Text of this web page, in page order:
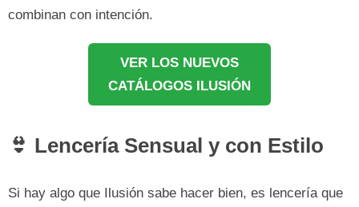
combinan con intención.
VER LOS NUEVOS
CATÁLOGOS ILUSIÓN
👙 Lencería Sensual y con Estilo
Si hay algo que Ilusión sabe hacer bien, es lencería que